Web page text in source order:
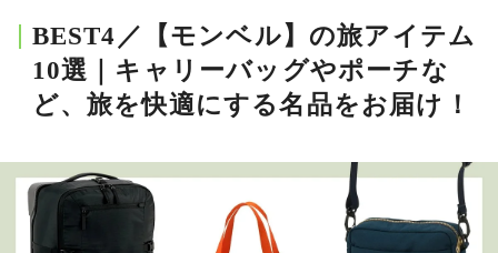
BEST4／【モンベル】の旅アイテム
10選｜キャリーバッグやポーチな
ど、旅を快適にする名品をお届け！